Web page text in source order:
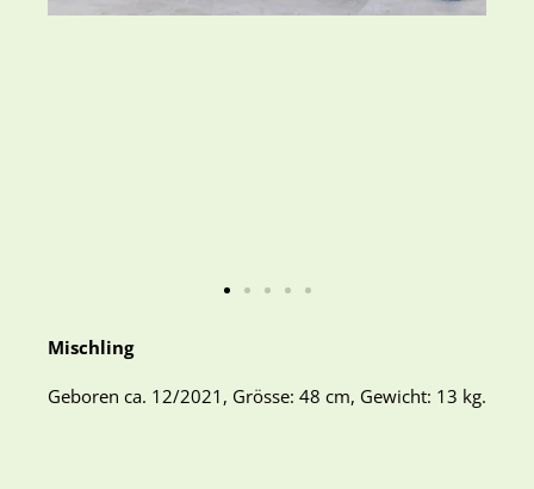
Mischling
Geboren ca. 12/2021, Grösse: 48 cm, Gewicht: 13 kg.